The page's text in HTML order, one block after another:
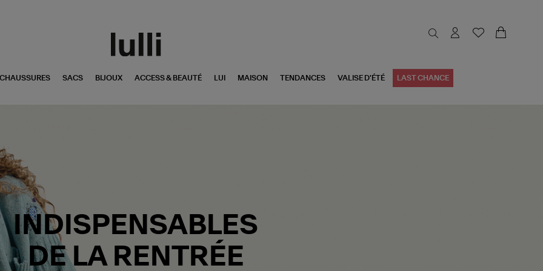
CHAUSSURES SACS BIJOUX ACCESS & BEAUTÉ LUI MAISON TENDANCES VALISE D'ÉTÉ LAST CHANCE
INDISPENSABLES
DE LA RENTRÉE